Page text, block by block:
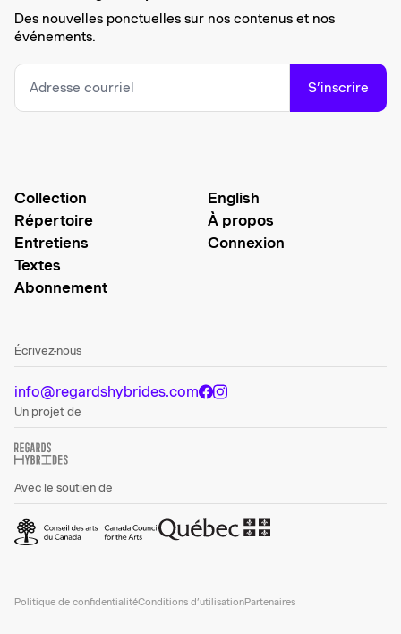
Des nouvelles ponctuelles sur nos contenus et nos
événements.
S’inscrire
Collection
Répertoire
Entretiens
Textes
Abonnement
English
À propos
Connexion
Écrivez-nous
info@regardshybrides.com
Un projet de
Avec le soutien de
Politique de confidentialitéConditions d’utilisationPartenaires